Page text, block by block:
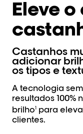
Eleve
Castanhos
adicionar
os tipos e
A tecnologia
resultados 100%
brilho1 para
clientes.